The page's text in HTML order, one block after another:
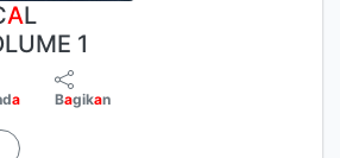
AL
1
a Bagikan